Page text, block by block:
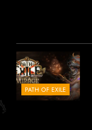
PATH OF EXILE